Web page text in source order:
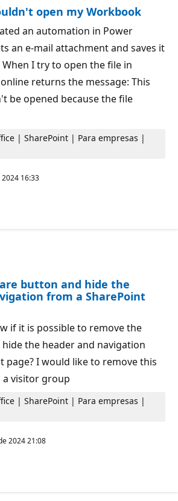
open my Workbook
an automation in Power
an e-mail attachment and saves it
I try to open the file in
returns the message: This
be opened because the file
| SharePoint | Para empresas |
16:33
button and hide the
from a SharePoint
if it is possible to remove the
the header and navigation
page? I would like to remove this
visitor group
| SharePoint | Para empresas |
2024 21:08